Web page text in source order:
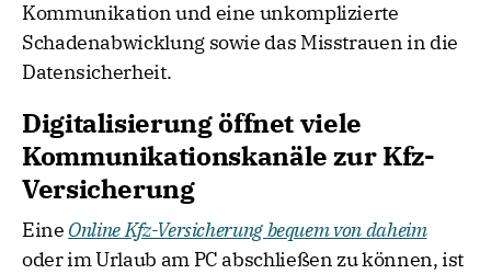
Kommunikation und eine unkomplizierte
Schadenabwicklung sowie das Misstrauen in die
Datensicherheit.
Digitalisierung öffnet viele
Kommunikationskanäle zur Kfz-
Versicherung
Eine Online Kfz-Versicherung bequem von daheim
oder im Urlaub am PC abschließen zu können, ist